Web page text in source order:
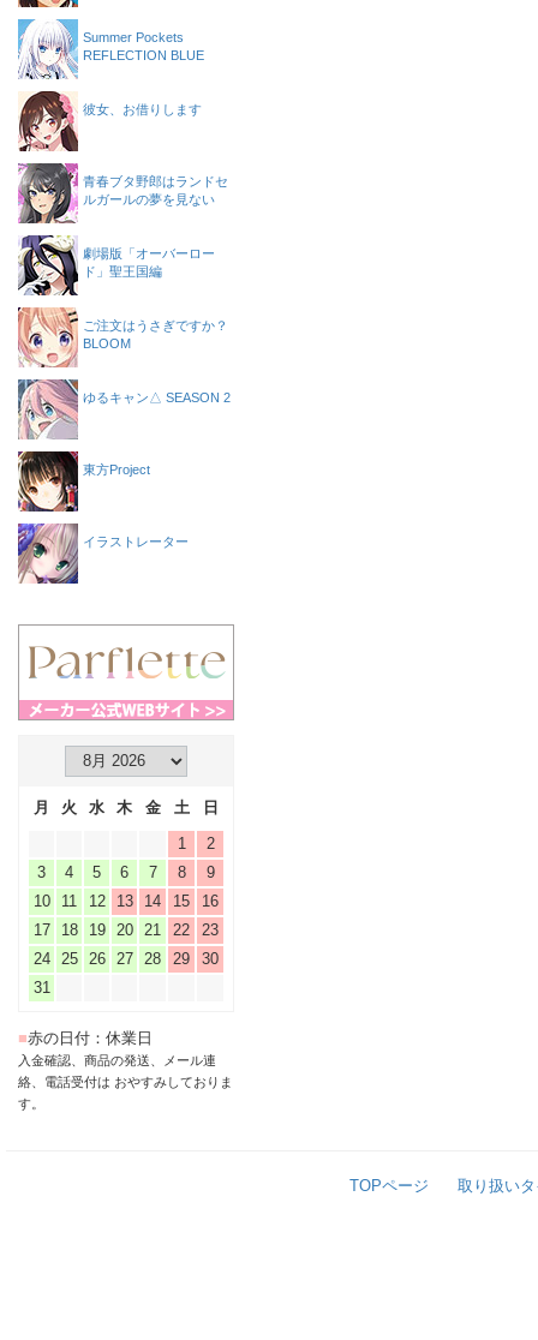
Summer Pockets
REFLECTION BLUE
彼女、お借りします
青春ブタ野郎はランドセ
ルガールの夢を見ない
劇場版「オーバーロー
ド」聖王国編
ご注文はうさぎですか？
BLOOM
ゆるキャン△ SEASON 2
東方Project
イラストレーター
月 火 水 木 金 土
日
1
2
3
4 5 6 7 8
9
10
11 12 13 14 15
16
17
18 19 20 21 22
23
24
25 26 27 28 29
30
31
■赤の日付：休業日
入金確認、商品の発送、メール連
絡、電話受付は おやすみしておりま
す。
TOPページ 取り扱い